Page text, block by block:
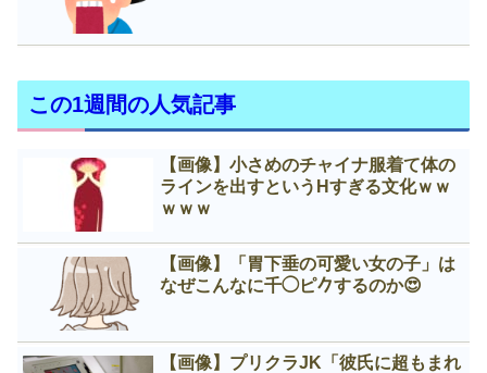
この1週間の人気記事
【画像】小さめのチャイナ服着て体の
ラインを出すというНすぎる文化ｗｗ
ｗｗｗ
【画像】「胃下垂の可愛い女の子」は
なぜこんなに千◯ピ𠂊するのか😍
【画像】プリクラJK「彼氏に超もまれ